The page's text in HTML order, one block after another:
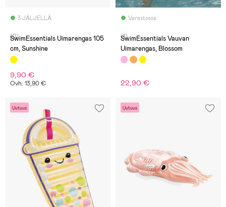
3 JÄLJELLÄ
(0)
SwimEssentials Uimarengas 105
cm, Sunshine
9,90 €
Ovh: 13,90 €
Varastossa
(1)
SwimEssentials Vauvan
Uimarengas, Blossom
22,90 €
Uutuus Uutuus